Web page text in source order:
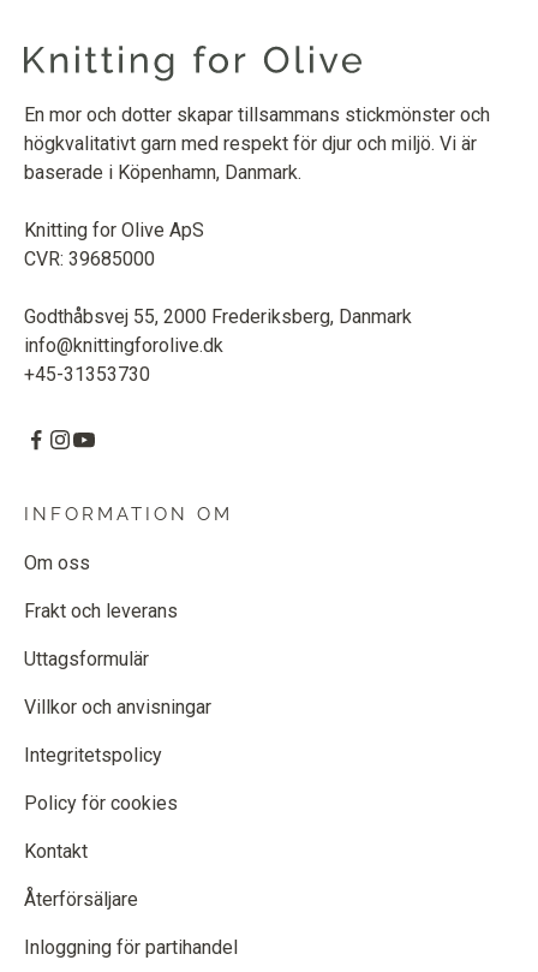
En mor och dotter skapar tillsammans stickmönster och
högkvalitativt garn med respekt för djur och miljö. Vi är
baserade i Köpenhamn, Danmark.
Knitting for Olive ApS
CVR: 39685000
Godthåbsvej 55, 2000 Frederiksberg, Danmark
info@knittingforolive.dk
+45-31353730
INFORMATION OM
Om oss
Frakt och leverans
Uttagsformulär
Villkor och anvisningar
Integritetspolicy
Policy för cookies
Kontakt
Återförsäljare
Inloggning för partihandel